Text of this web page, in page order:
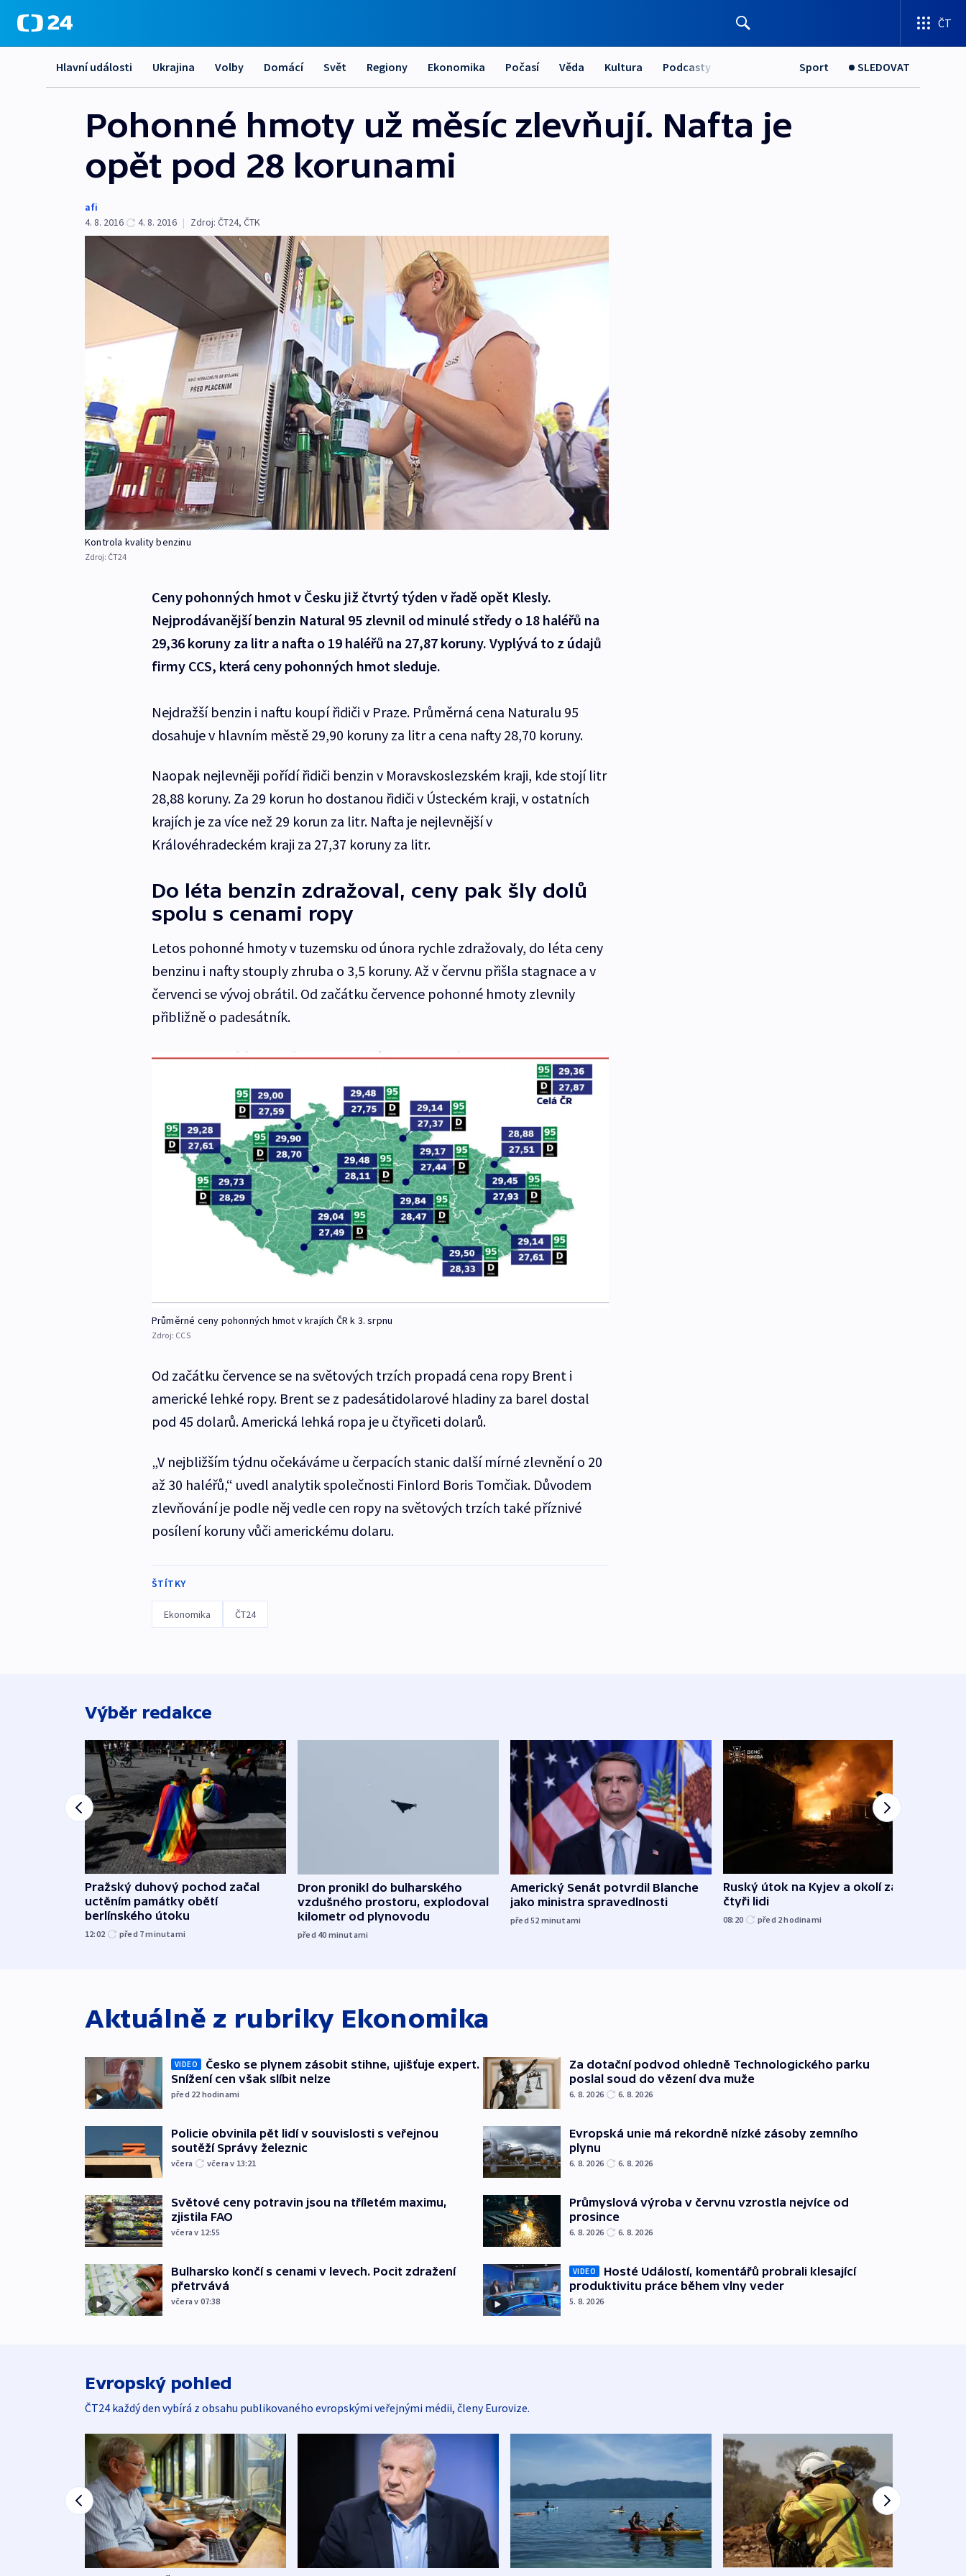
ČT
Hlavní události Ukrajina Volby Domácí Svět Regiony Ekonomika Počasí Věda Kultura Podcasty Sport SLEDOVAT
Pohonné hmoty už měsíc zlevňují. Nafta je
opět pod 28 korunami
afi
4. 8. 2016
4. 8. 2016 | Zdroj: ČT24, ČTK
Kontrola kvality benzinu
Zdroj: ČT24
Ceny pohonných hmot v Česku již čtvrtý týden v řadě opět Klesly.
Nejprodávanější benzin Natural 95 zlevnil od minulé středy o 18 haléřů na
29,36 koruny za litr a nafta o 19 haléřů na 27,87 koruny. Vyplývá to z údajů
firmy CCS, která ceny pohonných hmot sleduje.
Nejdražší benzin i naftu koupí řidiči v Praze. Průměrná cena Naturalu 95
dosahuje v hlavním městě 29,90 koruny za litr a cena nafty 28,70 koruny.
Naopak nejlevněji pořídí řidiči benzin v Moravskoslezském kraji, kde stojí litr
28,88 koruny. Za 29 korun ho dostanou řidiči v Ústeckém kraji, v ostatních
krajích je za více než 29 korun za litr. Nafta je nejlevnější v
Královéhradeckém kraji za 27,37 koruny za litr.
Do léta benzin zdražoval, ceny pak šly dolů
spolu s cenami ropy
Letos pohonné hmoty v tuzemsku od února rychle zdražovaly, do léta ceny
benzinu i nafty stouply zhruba o 3,5 koruny. Až v červnu přišla stagnace a v
červenci se vývoj obrátil. Od začátku července pohonné hmoty zlevnily
přibližně o padesátník.
Průměrné ceny pohonných hmot v krajích ČR k 3. srpnu
Zdroj: CCS
Od začátku července se na světových trzích propadá cena ropy Brent i
americké lehké ropy. Brent se z padesátidolarové hladiny za barel dostal
pod 45 dolarů. Americká lehká ropa je u čtyřiceti dolarů.
„V nejbližším týdnu očekáváme u čerpacích stanic další mírné zlevnění o 20
až 30 haléřů,“ uvedl analytik společnosti Finlord Boris Tomčiak. Důvodem
zlevňování je podle něj vedle cen ropy na světových trzích také příznivé
posílení koruny vůči americkému dolaru.
ŠTÍTKY
Ekonomika ČT24
Výběr redakce
Pražský duhový pochod začal
uctěním památky obětí
berlínského útoku
12:02 před 7minutami
Dron pronikl do bulharského
vzdušného prostoru, explodoval
kilometr od plynovodu
před 40 minutami
Americký Senát potvrdil Blanche
jako ministra spravedlnosti
před 52 minutami
Ruský útok na Kyjev a okolí zabil
čtyři lidi
08:20 před 2hodinami
Aktuálně z rubriky Ekonomika
VIDEO
Česko se plynem zásobit stihne, ujišťuje expert.
Snížení cen však slíbit nelze
před 22 hodinami
Policie obvinila pět lidí v souvislosti s veřejnou
soutěží Správy železnic
včera včera v 13:21
Světové ceny potravin jsou na tříletém maximu,
zjistila FAO
včera v 12:55
Bulharsko končí s cenami v levech. Pocit zdražení
přetrvává
včera v 07:38
Za dotační podvod ohledně Technologického parku
poslal soud do vězení dva muže
6. 8. 2026 6. 8. 2026
Evropská unie má rekordně nízké zásoby zemního
plynu
6. 8. 2026 6. 8. 2026
Průmyslová výroba v červnu vzrostla nejvíce od
prosince
6. 8. 2026 6. 8. 2026
VIDEO
Hosté Událostí, komentářů probrali klesající
produktivitu práce během vlny veder
5. 8. 2026
Evropský pohled
ČT24 každý den vybírá z obsahu publikovaného evropskými veřejnými médii, členy Eurovize.